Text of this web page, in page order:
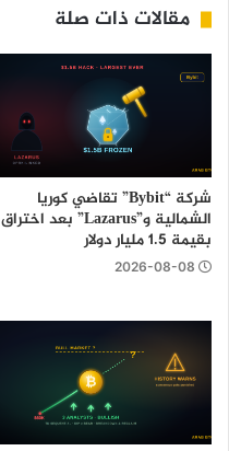
مقالات ذات صلة
شركة “Bybit” تقاضي كوريا
الشمالية و”Lazarus” بعد اختراق
بقيمة 1.5 مليار دولار
2026-08-08